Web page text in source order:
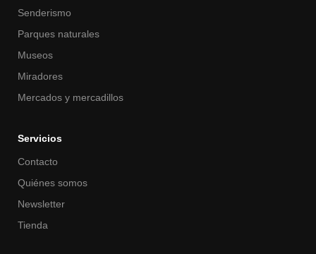
Senderismo
Parques naturales
Museos
Miradores
Mercados y mercadillos
Servicios
Contacto
Quiénes somos
Newsletter
Tienda